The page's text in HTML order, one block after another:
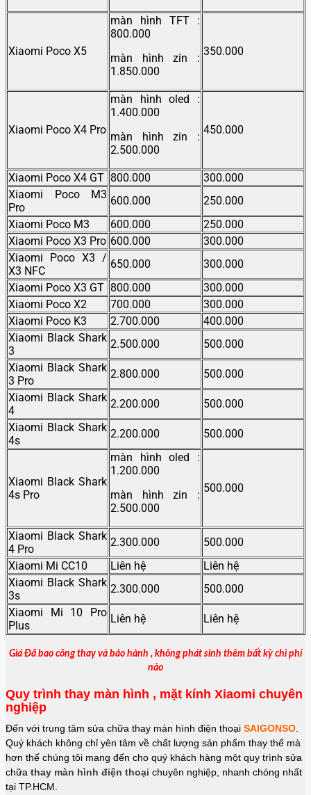
Xiaomi Poco X5
màn hình TFT :
800.000
màn hình zin :
1.850.000
350.000
Xiaomi Poco X4 Pro
màn hình oled :
1.400.000
màn hình zin :
2.500.000
450.000
Xiaomi Poco X4 GT 800.000
300.000
Xiaomi Poco M3
Pro
600.000
250.000
Xiaomi Poco M3
600.000
250.000
Xiaomi Poco X3 Pro 600.000
300.000
Xiaomi Poco X3 /
X3 NFC
650.000
300.000
Xiaomi Poco X3 GT 800.000
300.000
Xiaomi Poco X2
700.000
300.000
Xiaomi Poco K3
2.700.000
400.000
Xiaomi Black Shark
3
2.500.000
500.000
Xiaomi Black Shark
3 Pro
2.800.000
500.000
Xiaomi Black Shark
4
2.200.000
500.000
Xiaomi Black Shark
4s
2.200.000 500.000
Xiaomi Black Shark
4s Pro
màn hình oled :
1.200.000
màn hình zin :
2.500.000
500.000
Xiaomi Black Shark
4 Pro
2.300.000
500.000
Xiaomi Mi CC10
Liên hệ
Liên hệ
Xiaomi Black Shark
3s
2.300.000
500.000
Xiaomi Mi 10 Pro
Plus
Liên hệ Liên hệ
Giá Đã bao công thay và bảo hành , không phát sinh thêm bất kỳ chi phí
nào
Quy trình thay màn hình , mặt kính Xiaomi chuyên
nghiệp
Đến với trung tâm sửa chữa thay màn hình điện thoại SAIGONSO
Quý khách không chỉ yên tâm về chất lượng sản phẩm thay thế mà
hơn thế chúng tôi mang đến cho quý khách hàng một quy trình sửa
chữa thay màn hình điện thoại chuyên nghiệp, nhanh chóng nhất
tại TP.HCM.